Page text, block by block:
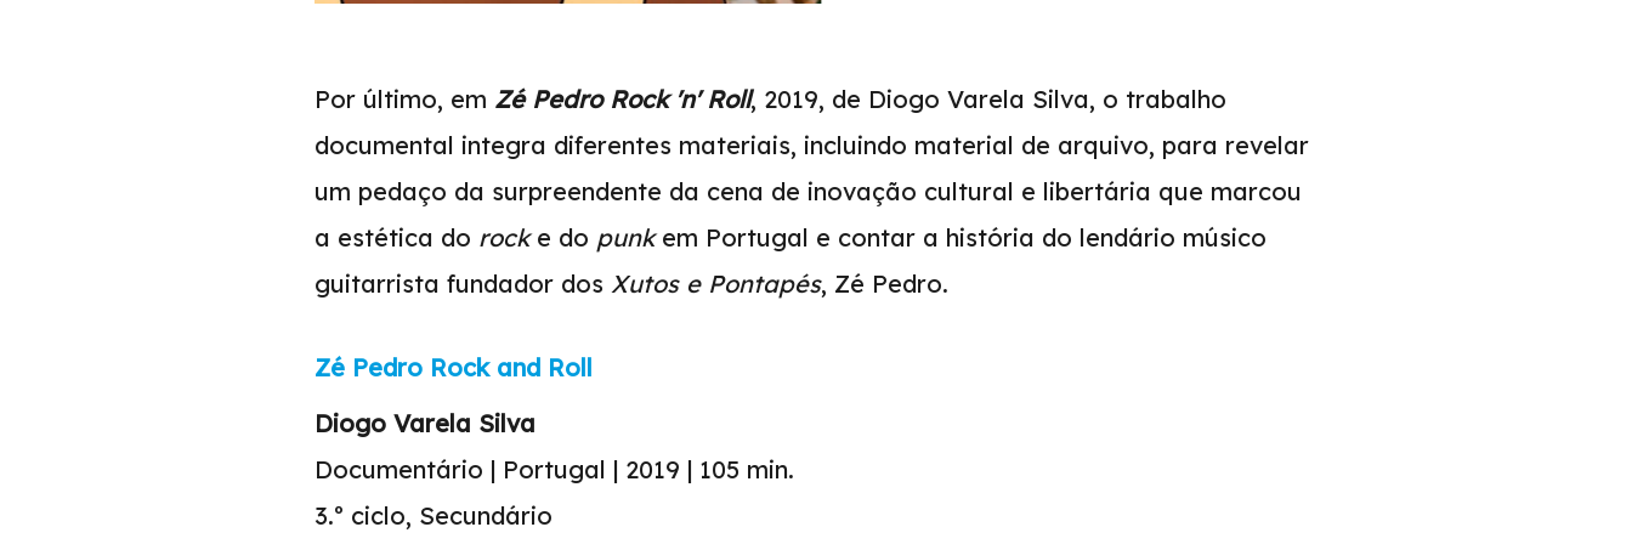
Por último, em Zé Pedro Rock 'n' Roll, 2019, de Diogo Varela Silva, o trabalho
documental integra diferentes materiais, incluindo material de arquivo, para revelar
um pedaço da surpreendente da cena de inovação cultural e libertária que marcou
a estética do rocke do punkem Portugal e contar a história do lendário músico
guitarrista fundador dos Xutos e Pontapés, Zé Pedro.
Zé Pedro Rock and Roll
Diogo Varela Silva
Documentário | Portugal | 2019 | 105 min.
3.º ciclo, Secundário